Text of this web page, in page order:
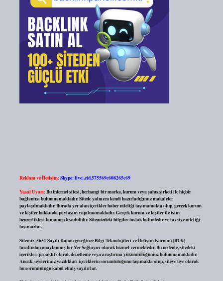
Reklam ve İletişim:Skype: live:.cid.575569c608265c69
Yasal Uyarı:Bu internet sitesi, herhangi bir marka, kurum veya şahıs şirketi ile hiçbir
bağlantısı bulunmamaktadır. Sitede yalnızca kendi hazırladığımız makaleler
paylaşılmaktadır. Burada yer alan içerikler haber niteliği taşımamakta olup, gerçek kurum
ve kişiler hakkında paylaşım yapılmamaktadır. Gerçek kurum ve kişiler ile isim
benzerlikleri tamamen tesadüfidir. Sitemizdeki bilgiler taslak halindedir ve tavsiye niteliği
taşımazlar.
Sitemiz, 5651 Sayılı Kanun gereğince Bilgi Teknolojileri ve İletişim Kurumu (BTK)
tarafından onaylanmış bir Yer Sağlayıcı olarak hizmet vermektedir. Bu nedenle, sitedeki
içerikleri proaktif olarak denetleme veya araştırma yükümlülüğümüz bulunmamaktadır.
Ancak, üyelerimiz yazdıkları içeriklerin sorumluluğunu taşımakta olup, siteye üye olarak
bu sorumluluğu kabul etmiş sayılırlar.